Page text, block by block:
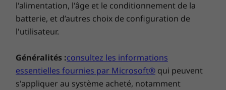
Un smartphone robuste, une sécurité
renforcée
HDR10+
100 % de la palette de couleurs DCI-P3
10 bits ; plus d’un milliard de nuances de couleurs
Luminosité maximale HDR : 3 000 nits
Fréquence tactile : 300 Hz
l'alimentation, l'âge et le conditionnement de la
batterie, et d’autres choix de configuration de
l'utilisateur.
Généralités :consultez les informations
essentielles fournies par Microsoft® qui peuvent
s'appliquer au système acheté, notamment